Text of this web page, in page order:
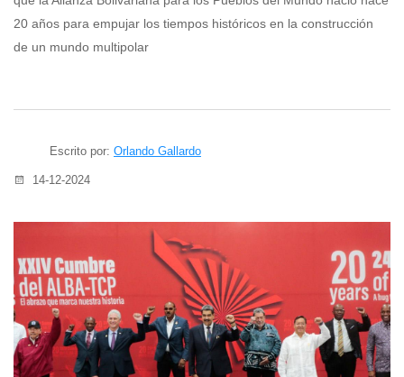
20 años para empujar los tiempos históricos en la construcción
de un mundo multipolar
Escrito por: Orlando Gallardo
14-12-2024